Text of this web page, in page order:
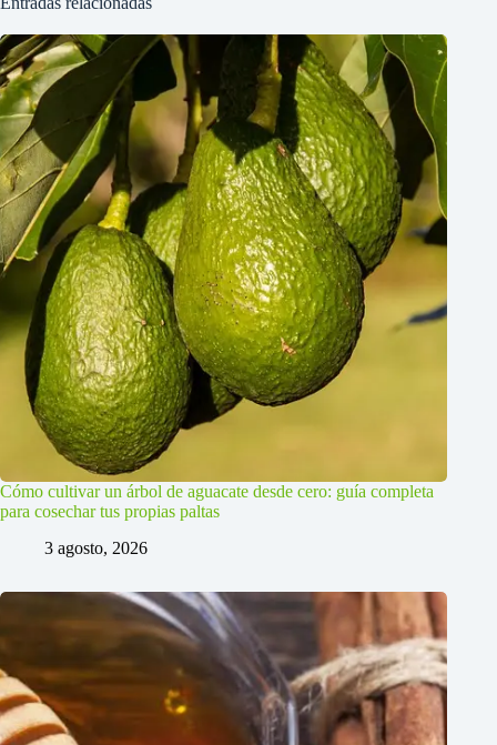
Cómo cultivar un árbol de aguacate desde cero: guía completa
para cosechar tus propias paltas
3 agosto, 2026